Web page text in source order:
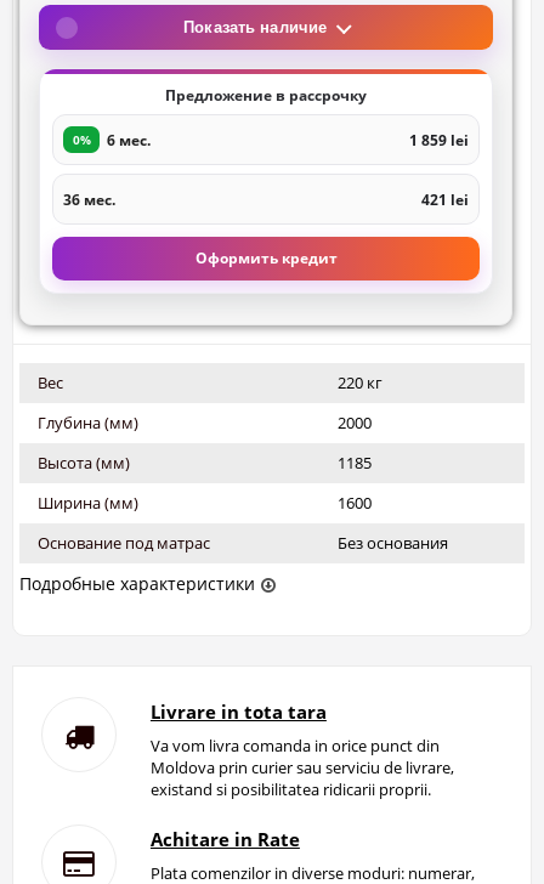
Показать наличие
Предложение в рассрочку
0% 6 мес. 1 859 lei
36 мес. 421 lei
Оформить кредит
Вес
220 кг
Глубина (мм)
2000
Высота (мм)
1185
Ширина (мм)
1600
Основание под матрас
Без основания
Подробные характеристики
Livrare in tota tara
Va vom livra comanda in orice punct din
Moldova prin curier sau serviciu de livrare,
existand si posibilitatea ridicarii proprii.
Achitare in Rate
Plata comenzilor in diverse moduri: numerar,